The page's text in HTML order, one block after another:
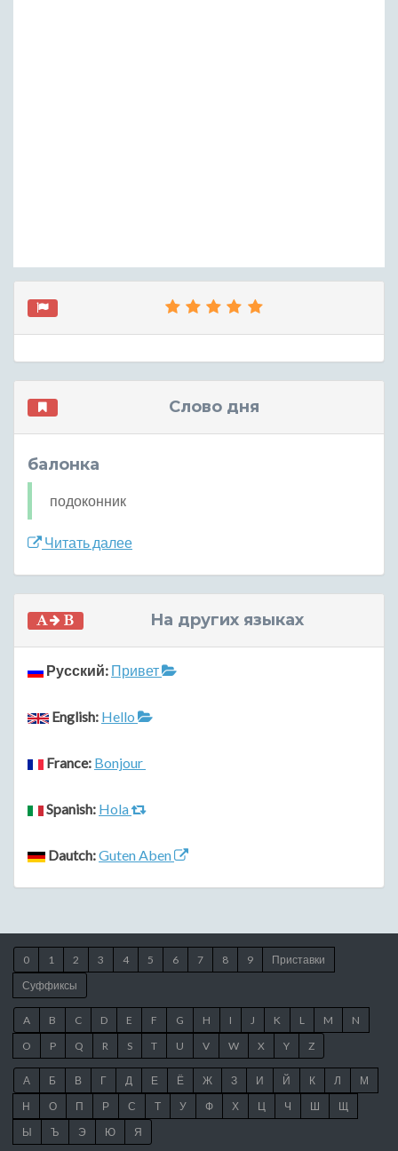
Слово дня
балонка
подоконник
Читать далее
На других языках
Русский: Привет
English: Hello
France: Bonjour
Spanish: Hola
Dautch:Guten Aben
0 1 2 3 4 5 6 7 8 9
Приставки
Суффиксы
A B C D E F G H I J K L M
N
O
P Q R S T U V W X Y Z
А Б В Г Д Е Ё Ж З И Й К Л
М
Н
О П Р С Т У Ф Х Ц Ч Ш
Щ
Ы
Ъ Э Ю Я